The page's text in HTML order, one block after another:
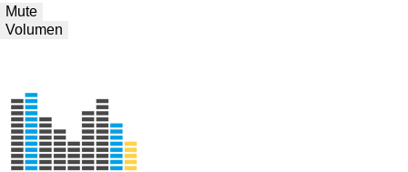
Mute
Volumen